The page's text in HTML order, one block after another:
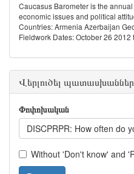
Caucasus Barometer is the
economic issues and political
Countries: Armenia Azerbaijan
Fieldwork Dates: October 26
Վերլուծել
Փոփոխական
DISCPRPR: How often do
Without 'Don't know' and